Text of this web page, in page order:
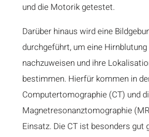
und die Motorik getestet.
Darüber hinaus wird eine
durchgeführt, um eine Hirnblutung
nachzuweisen und ihre
bestimmen. Hierfür kommen in
Computertomographie (CT) und
Magnetresonanztomographie
Einsatz. Die CT ist besonders gut